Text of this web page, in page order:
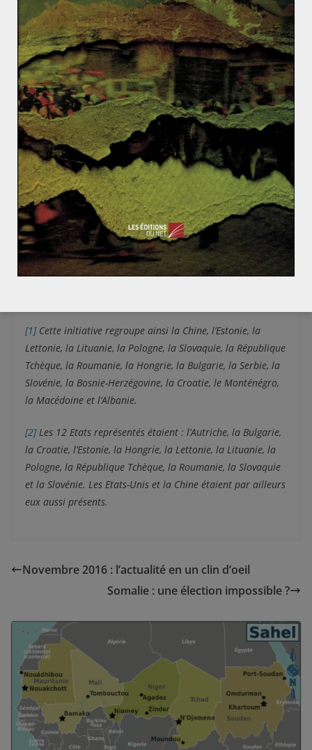
pour objectif de développer une coopération Nord-Sud
par le biais d’infrastructures nouvelles et de projets
communs reliant les espaces entre la Baltique,
l’Adriatique et la mer Noire.
Sur le plan diplomatique, cette expansion est vue par
Pékin comme un outil de rapprochement entre la Chine
et l’Union européenne. En parallèle de ces initiatives
économiques, la présence des Instituts Confucius sur le
continent sont autant d’outils culturels du soft power
chinois en Europe.
La Chine est une puissance en devenir dans la région. S’ils
sont parfois vus comme une porte d’entrée sur le continent
pour Pékin, les Etats de l’Europe de l’est ont néanmoins
trouvé un allié économique de taille, alors même que les
pays occidentaux ont du mal à investir et répondre aux
[1] Cette initiative regroupe ainsi la Chine, l’Estonie, la
Lettonie, la Lituanie, la Pologne, la Slovaquie, la République
Tchèque, la Roumanie, la Hongrie, la Bulgarie, la Serbie, la
Slovénie, la Bosnie-Herzégovine, la Croatie, le Monténégro,
la Macédoine et l’Albanie.
[2] Les 12 Etats représentés étaient : l’Autriche, la Bulgarie,
la Croatie, l’Estonie, la Hongrie, la Lettonie, la Lituanie, la
Pologne, la République Tchèque, la Roumanie, la Slovaquie
et la Slovénie. Les Etats-Unis et la Chine étaient par ailleurs
eux aussi présents.
Novembre 2016 : l’actualité en un clin d’oeil
Somalie : une élection impossible ?